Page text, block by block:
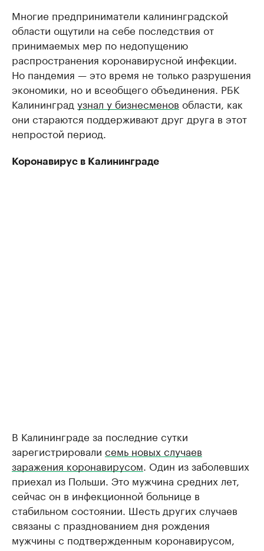
Многие предприниматели калининградской
области ощутили на себе последствия от
принимаемых мер по недопущению
распространения коронавирусной инфекции.
Но пандемия — это время не только разрушения
экономики, но и всеобщего объединения. РБК
Калининград узнал у бизнесменов области, как
они стараются поддерживают друг друга в этот
непростой период.
Коронавирус в Калининграде
В Калининграде за последние сутки
зарегистрировали семь новых случаев
заражения коронавирусом . Один из заболевших
приехал из Польши. Это мужчина средних лет,
сейчас он в инфекционной больнице в
стабильном состоянии. Шесть других случаев
связаны с празднованием дня рождения
мужчины с подтвержденным коронавирусом,